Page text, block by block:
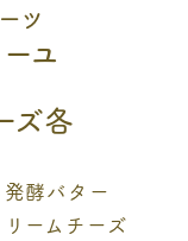
ツ
ユ
ズ各
酵バター
ームチーズ